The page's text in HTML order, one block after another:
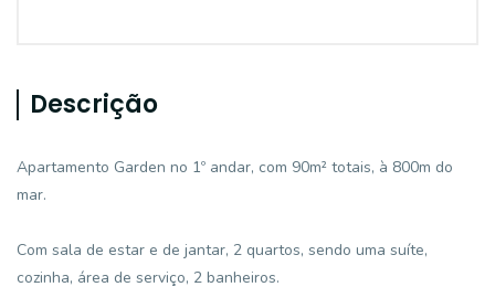
Descrição
Apartamento Garden no 1º andar, com 90m² totais, à 800m do
mar.
Com sala de estar e de jantar, 2 quartos, sendo uma suíte,
cozinha, área de serviço, 2 banheiros.